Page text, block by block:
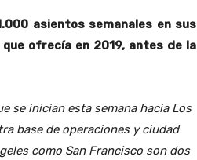
asientos semanales en sus
ofrecía en 2019, antes de la
se inician esta semana hacia Los
base de operaciones y ciudad
como San Francisco son dos